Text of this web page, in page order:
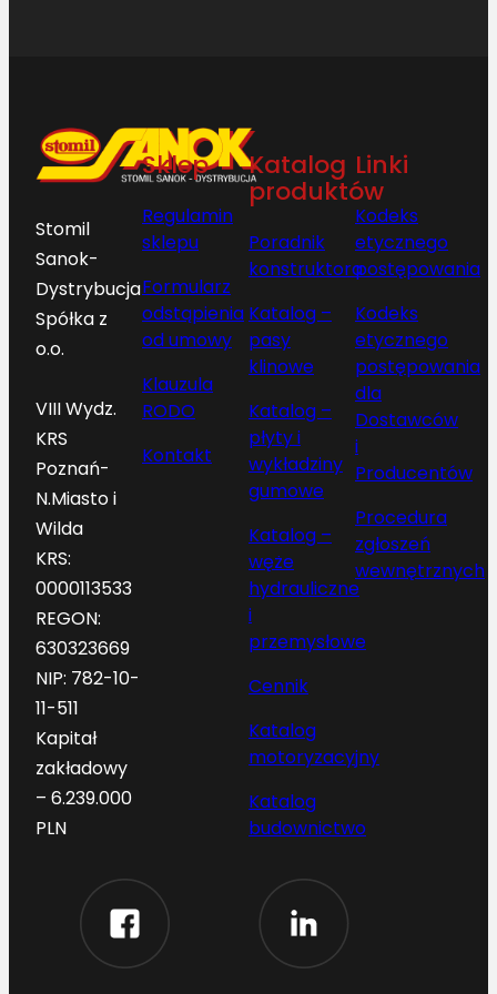
Stomil
Sanok-
Dystrybucja
Spółka z
o.o.
VIII Wydz.
KRS
Poznań-
N.Miasto i
Wilda
KRS:
0000113533
REGON:
630323669
NIP: 782-10-
11-511
Kapitał
zakładowy
– 6.239.000
PLN
Sklep
Regulamin
sklepu
Formularz
odstąpienia
od umowy
Klauzula
RODO
Kontakt
Katalog
produktów
Poradnik
konstruktora
Katalog –
pasy
klinowe
Katalog –
płyty i
wykładziny
gumowe
Katalog –
węże
hydrauliczne
i
przemysłowe
Cennik
Katalog
motoryzacyjny
Katalog
budownictwo
Linki
Kodeks
etycznego
postępowania
Kodeks
etycznego
postępowania
dla
Dostawców
i
Producentów
Procedura
zgłoszeń
wewnętrznych